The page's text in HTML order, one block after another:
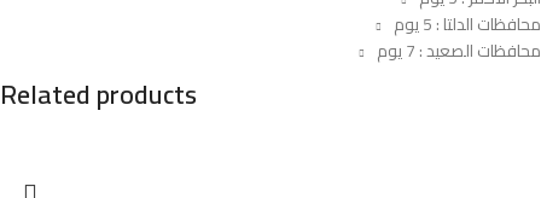
محافظات الدلتا : 5 يوم
محافظات الصعيد : 7 يوم
Related products